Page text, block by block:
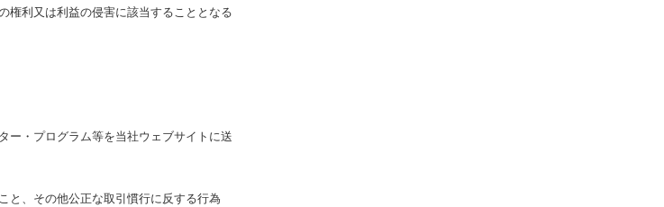
権利又は利益の侵害に該当することとなる
ー・プログラム等を当社ウェブサイトに送
と、その他公正な取引慣行に反する行為